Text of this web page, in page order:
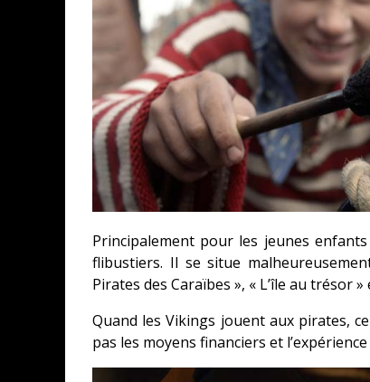
Principalement pour les jeunes
flibustiers. Il se situe
Pirates des Caraïbes », « L’île au trésor
Quand les Vikings jouent aux pirates,
pas les moyens financiers et